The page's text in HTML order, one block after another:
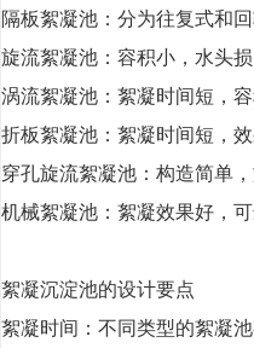
隔板絮凝池：分为往复式和
旋流絮凝池：容积小，水头
涡流絮凝池：絮凝时间短，
折板絮凝池：絮凝时间短，
穿孔旋流絮凝池：构造简单
机械絮凝池：絮凝效果好，
絮凝沉淀池的设计要点
絮凝时间：不同类型的絮凝